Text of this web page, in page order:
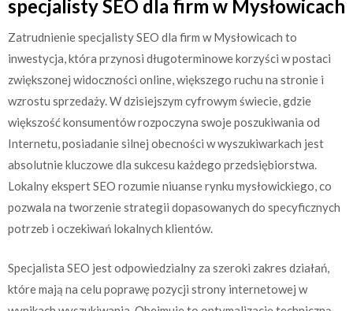
specjalisty SEO dla firm w Mysłowicach
Zatrudnienie specjalisty SEO dla firm w Mysłowicach to
inwestycja, która przynosi długoterminowe korzyści w postaci
zwiększonej widoczności online, większego ruchu na stronie i
wzrostu sprzedaży. W dzisiejszym cyfrowym świecie, gdzie
większość konsumentów rozpoczyna swoje poszukiwania od
Internetu, posiadanie silnej obecności w wyszukiwarkach jest
absolutnie kluczowe dla sukcesu każdego przedsiębiorstwa.
Lokalny ekspert SEO rozumie niuanse rynku mysłowickiego, co
pozwala na tworzenie strategii dopasowanych do specyficznych
potrzeb i oczekiwań lokalnych klientów.
Specjalista SEO jest odpowiedzialny za szeroki zakres działań,
które mają na celu poprawę pozycji strony internetowej w